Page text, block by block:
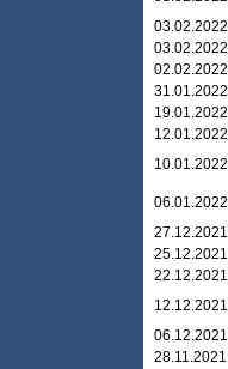
03.02.2022
03.02.2022
02.02.2022
31.01.2022
19.01.2022
12.01.2022
10.01.2022
06.01.2022
27.12.2021
25.12.2021
22.12.2021
12.12.2021
06.12.2021
28.11.2021